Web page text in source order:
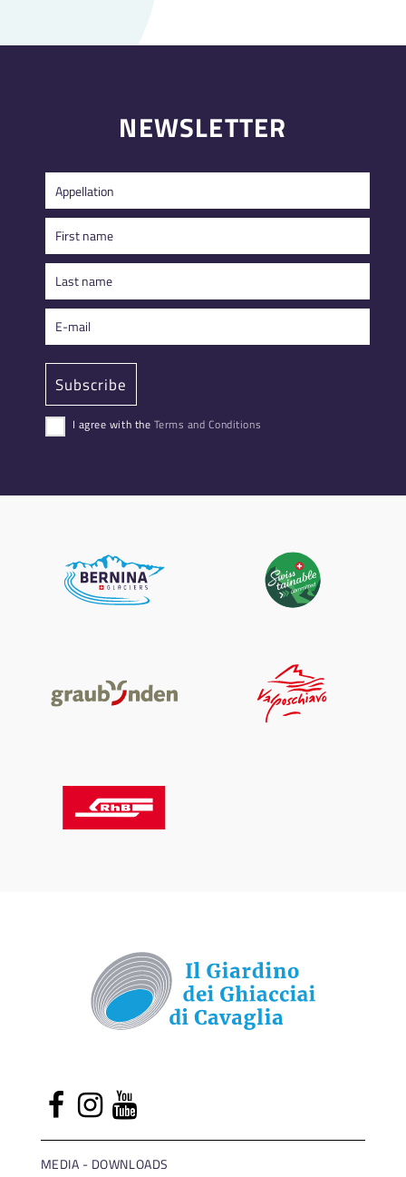
NEWSLETTER
I agree with the Terms and Conditions
MEDIA - DOWNLOADS